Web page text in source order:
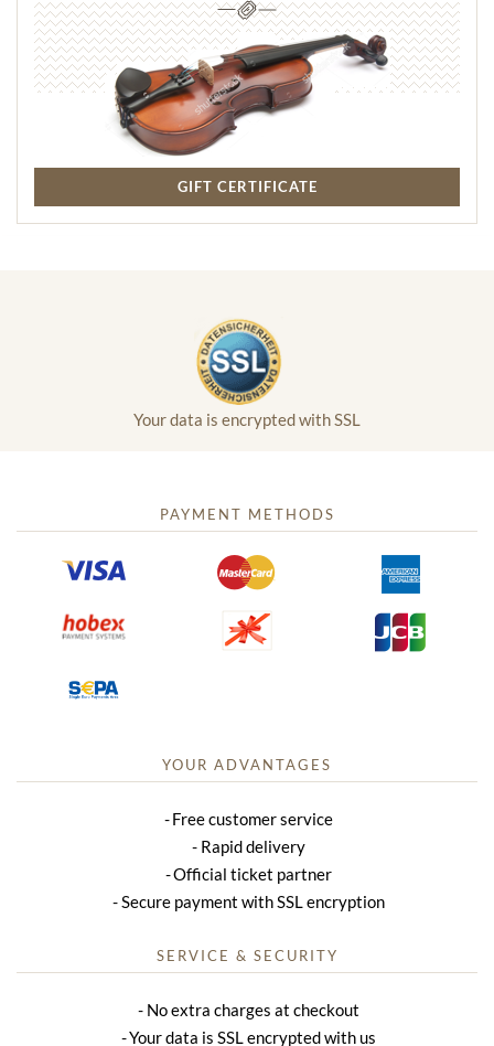
GIFT CERTIFICATE
Your data is encrypted with SSL
PAYMENT METHODS
YOUR ADVANTAGES
Free customer service
Rapid delivery
Official ticket partner
Secure payment with SSL encryption
SERVICE & SECURITY
No extra charges at checkout
Your data is SSL encrypted with us